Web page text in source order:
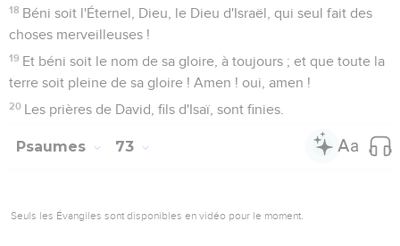
que j'ai lavé mes mains dans l'innocence :
14
chaque matin.
15
Si j'avais dit : Je parlerai ainsi, voici, j'aurais été infidèle à la
génération de tes fils.
Quand j'ai médité pour connaître cela, ce fut un travail
compris leur fin.